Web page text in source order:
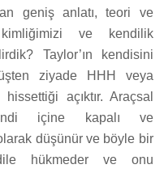
geniş anlatı, teori ve
ve kendilik
Taylor’ın kendisini
ziyade HHH veya
açıktır. Araçsal
içine kapalı ve
düşünür ve böyle bir
hükmeder ve onu